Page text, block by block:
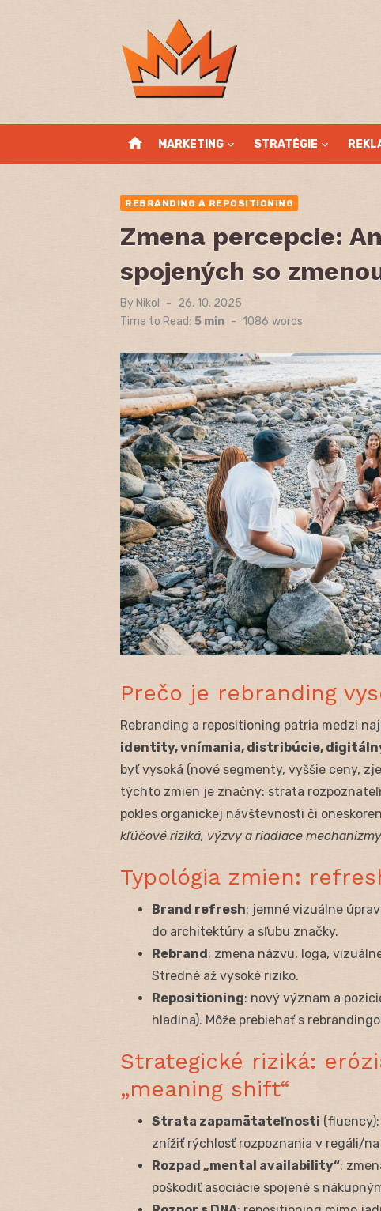
home MARKETING STRATÉGIE
REBRANDING A REPOSITIONING
Zmena percepcie:
spojených so
By Nikol
Posted
on
26. 10. 2025
Time to Read: 5 min - 1086 words
Prečo je rebranding
Rebranding a repositioning patria medzi
identity, vnímania, distribúcie,
byť vysoká (nové segmenty, vyššie ceny,
týchto zmien je značný: strata
pokles organickej návštevnosti či
kľúčové riziká, výzvy a riadiace mechanizmy
Typológia zmien:
Brand refresh: jemné vizuálne
do architektúry a sľubu značky.
Rebrand: zmena názvu, loga,
Stredné až vysoké riziko.
Repositioning: nový význam a
hladina). Môže prebiehať s
Strategické riziká:
„meaning shift“
Strata zapamätateľnosti
znížiť rýchlosť rozpoznania v regáli/
Rozpad „mental availability“:
poškodiť asociácie spojené s